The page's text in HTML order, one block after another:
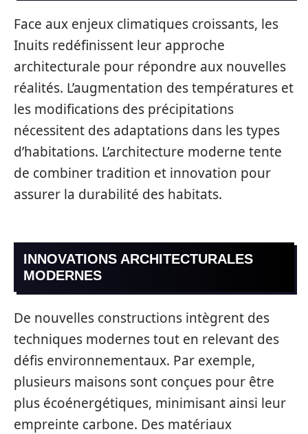
Face aux enjeux climatiques croissants, les
Inuits redéfinissent leur approche
architecturale pour répondre aux nouvelles
réalités. L’augmentation des températures et
les modifications des précipitations
nécessitent des adaptations dans les types
d’habitations. L’architecture moderne tente
de combiner tradition et innovation pour
assurer la durabilité des habitats.
INNOVATIONS ARCHITECTURALES
MODERNES
De nouvelles constructions intègrent des
techniques modernes tout en relevant des
défis environnementaux. Par exemple,
plusieurs maisons sont conçues pour être
plus écoénergétiques, minimisant ainsi leur
empreinte carbone. Des matériaux